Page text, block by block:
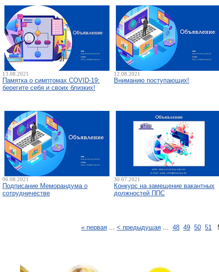
13.08.2021
Памятка о симптомах COVID-19:
берегите себя и своих близких!
12.08.2021
Вниманию поступающих!
06.08.2021
Подписание Меморандума о
сотрудничестве
30.07.2021
Конкурс на замещение вакантных
должностей ППС
« первая ... < предыдущая ... 48 49 50 51